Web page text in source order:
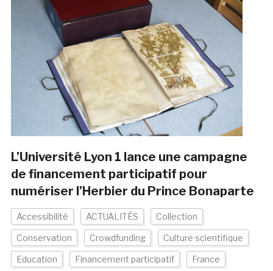
L’Université Lyon 1 lance une campagne
de financement participatif pour
numériser l’Herbier du Prince Bonaparte
Accessibilité ACTUALITÉS Collection
Conservation Crowdfunding Culture scientifique
Education Financement participatif France